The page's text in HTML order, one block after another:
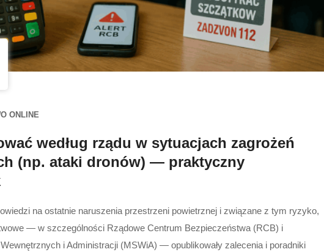
ONLINE
według rządu w sytuacjach zagrożeń
(np. ataki dronów) — praktyczny
na ostatnie naruszenia przestrzeni powietrznej i związane z tym ryzyko,
— w szczególności Rządowe Centrum Bezpieczeństwa (RCB) i
i Administracji (MSWiA) — opublikowały zalecenia i poradniki